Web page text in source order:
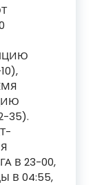
35).
В 23-00,
В 04:55,